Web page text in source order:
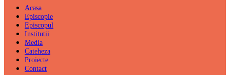
Acasa
Episcopie
Episcopul
Institutii
Media
Cateheza
Proiecte
Contact